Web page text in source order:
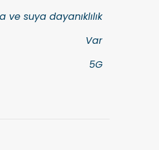
ve suya dayanıklılık
Var
5G